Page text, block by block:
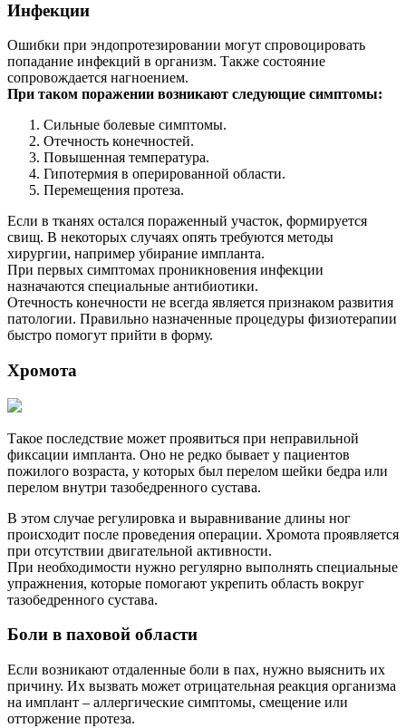
Инфекции
Ошибки при эндопротезировании могут спровоцировать
попадание инфекций в организм. Также состояние
сопровождается нагноением.
При таком поражении возникают следующие симптомы:
Сильные болевые симптомы.
Отечность конечностей.
Повышенная температура.
Гипотермия в оперированной области.
Перемещения протеза.
Если в тканях остался пораженный участок, формируется
свищ. В некоторых случаях опять требуются методы
хирургии, например убирание импланта.
При первых симптомах проникновения инфекции
назначаются специальные антибиотики.
Отечность конечности не всегда является признаком развития
патологии. Правильно назначенные процедуры физиотерапии
быстро помогут прийти в форму.
Хромота
Такое последствие может проявиться при неправильной
фиксации импланта. Оно не редко бывает у пациентов
пожилого возраста, у которых был перелом шейки бедра или
перелом внутри тазобедренного сустава.
В этом случае регулировка и выравнивание длины ног
происходит после проведения операции. Хромота проявляется
при отсутствии двигательной активности.
При необходимости нужно регулярно выполнять специальные
упражнения, которые помогают укрепить область вокруг
тазобедренного сустава.
Боли в паховой области
Если возникают отдаленные боли в пах, нужно выяснить их
причину. Их вызвать может отрицательная реакция организма
на имплант – аллергические симптомы, смещение или
отторжение протеза.